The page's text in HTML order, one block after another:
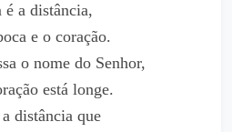
é a distância,
e o coração.
o nome do Senhor,
está longe.
a distância que